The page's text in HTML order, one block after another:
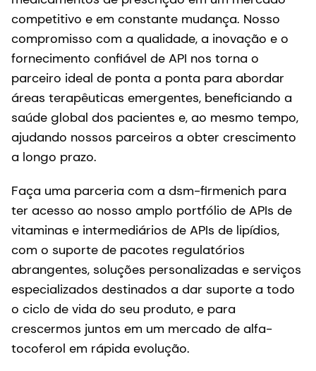
competitivo e em constante mudança. Nosso
compromisso com a qualidade, a inovação e o
fornecimento confiável de API nos torna o
parceiro ideal de ponta a ponta para abordar
áreas terapêuticas emergentes, beneficiando a
saúde global dos pacientes e, ao mesmo tempo,
ajudando nossos parceiros a obter crescimento
a longo prazo.
Faça uma parceria com a dsm-firmenich para
ter acesso ao nosso amplo portfólio de APIs de
vitaminas e intermediários de APIs de lipídios,
com o suporte de pacotes regulatórios
abrangentes, soluções personalizadas e serviços
especializados destinados a dar suporte a todo
o ciclo de vida do seu produto, e para
crescermos juntos em um mercado de alfa-
tocoferol em rápida evolução.